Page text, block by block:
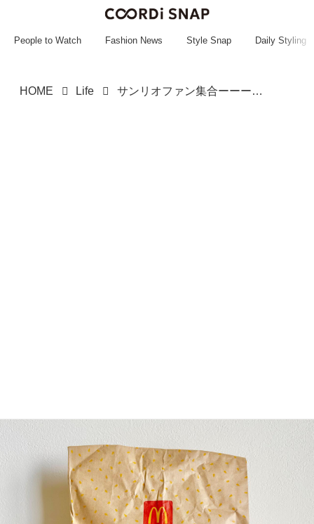
~~~~~~~~~~~
People to Watch Fashion News Style Snap Daily Styling
HOME Life サンリオファン集合ーーーッッ！！【マクドナルド】の「新作ハッピーセット」が超キュート♡